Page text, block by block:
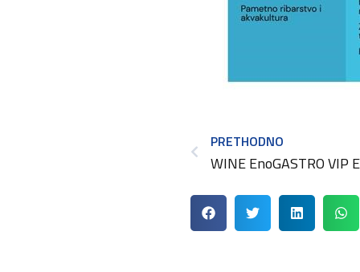
PRETHODNO
WINE EnoGASTRO VIP